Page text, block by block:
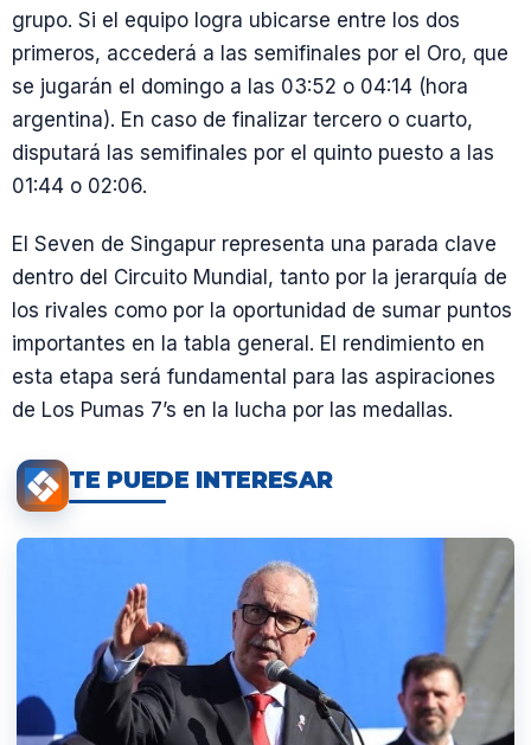
grupo. Si el equipo logra ubicarse entre los dos
primeros, accederá a las semifinales por el Oro, que
se jugarán el domingo a las 03:52 o 04:14 (hora
argentina). En caso de finalizar tercero o cuarto,
disputará las semifinales por el quinto puesto a las
01:44 o 02:06.
El Seven de Singapur representa una parada clave
dentro del Circuito Mundial, tanto por la jerarquía de
los rivales como por la oportunidad de sumar puntos
importantes en la tabla general. El rendimiento en
esta etapa será fundamental para las aspiraciones
de Los Pumas 7’s en la lucha por las medallas.
TE PUEDE INTERESAR